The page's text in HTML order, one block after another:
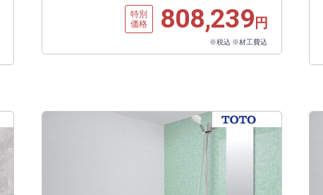
特別
価格
808,239 円
※税込 ※材工費込